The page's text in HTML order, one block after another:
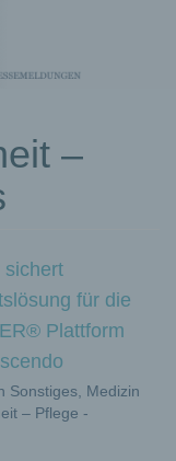
–
sichert
für die
Plattform
Sonstiges, Medizin
– Pflege -